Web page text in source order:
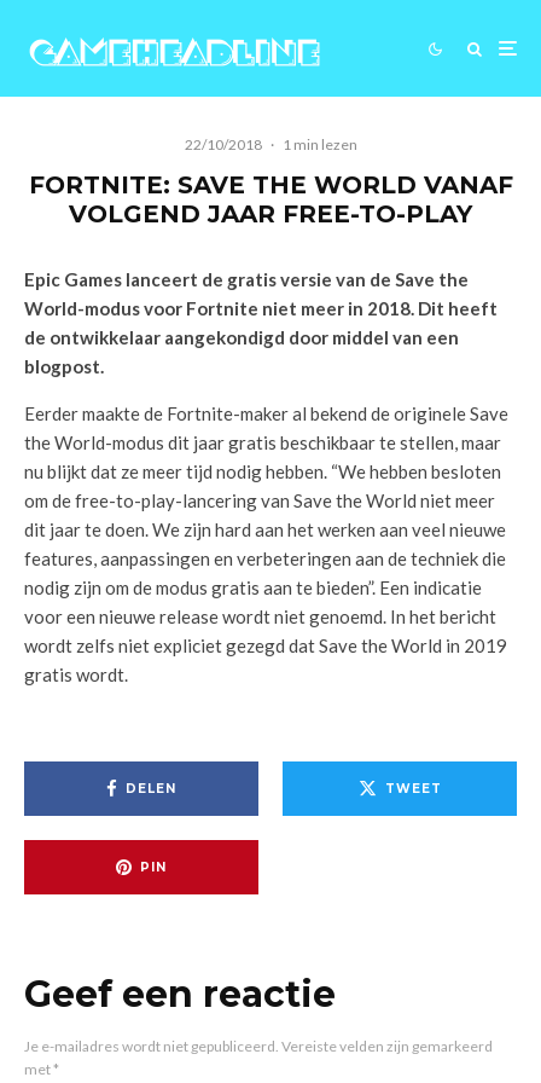
22/10/2018 · 1 min lezen
FORTNITE: SAVE THE WORLD VANAF
VOLGEND JAAR FREE-TO-PLAY
Epic Games lanceert de gratis versie van de Save the
World-modus voor Fortnite niet meer in 2018. Dit heeft
de ontwikkelaar aangekondigd door middel van een
blogpost.
Eerder maakte de Fortnite-maker al bekend de originele Save
the World-modus dit jaar gratis beschikbaar te stellen, maar
nu blijkt dat ze meer tijd nodig hebben. “We hebben besloten
om de free-to-play-lancering van Save the World niet meer
dit jaar te doen. We zijn hard aan het werken aan veel nieuwe
features, aanpassingen en verbeteringen aan de techniek die
nodig zijn om de modus gratis aan te bieden”. Een indicatie
voor een nieuwe release wordt niet genoemd. In het bericht
wordt zelfs niet expliciet gezegd dat Save the World in 2019
gratis wordt.
DELEN TWEET
PIN
Geef een reactie
Je e-mailadres wordt niet gepubliceerd. Vereiste velden zijn gemarkeerd
met*